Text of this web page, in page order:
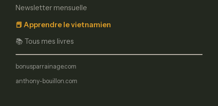
Newsletter mensuelle
📕 Apprendre le vietnamien
📚 Tous mes livres
bonusparrainage.com
anthony-bouillon.com